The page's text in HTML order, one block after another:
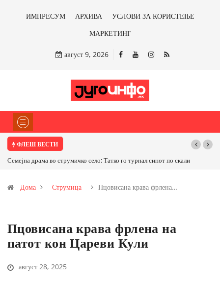
ИМПРЕСУМ АРХИВА
УСЛОВИ ЗА КОРИСТЕЊЕ
МАРКЕТИНГ
август 9, 2026
ФЛЕШ ВЕСТИ
Семејна драма во струмичко село: Татко го турнал синот по скалиТРАМП
Дома Струмица Пцовисана крава фрлена…
Пцовисана крава фрлена на
патот кон Цареви Кули
август 28, 2025